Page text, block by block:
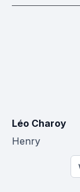
Léo Charoy
Henry